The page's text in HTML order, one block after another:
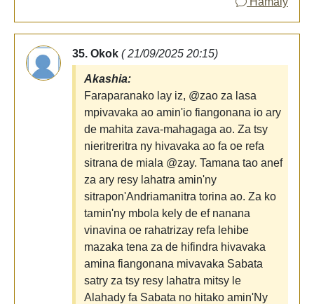
35. Okok ( 21/09/2025 20:15)
Akashia:
Faraparanako lay iz, @zao za lasa
mpivavaka ao amin'io fiangonana io ary
de mahita zava-mahagaga ao. Za tsy
nieritreritra ny hivavaka ao fa oe refa
sitrana de miala @zay. Tamana tao anef
za ary resy lahatra amin'ny
sitrapon'Andriamanitra torina ao. Za ko
tamin'ny mbola kely de ef nanana
vinavina oe rahatrizay refa lehibe
mazaka tena za de hifindra hivavaka
amina fiangonana mivavaka Sabata
satry za tsy resy lahatra mitsy le
Alahady fa Sabata no hitako amin'Ny